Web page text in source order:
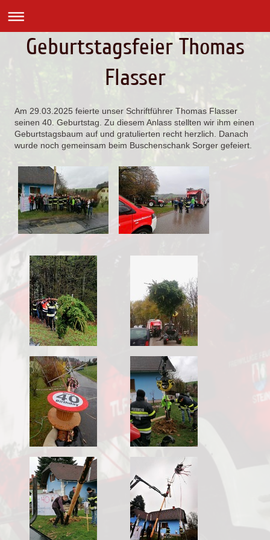
Geburtstagsfeier Thomas
Flasser
Am 29.03.2025 feierte unser Schriftführer Thomas Flasser
seinen 40. Geburtstag. Zu diesem Anlass stellten wir ihm einen
Geburtstagsbaum auf und gratulierten recht herzlich. Danach
wurde noch gemeinsam beim Buschenschank Sorger gefeiert.